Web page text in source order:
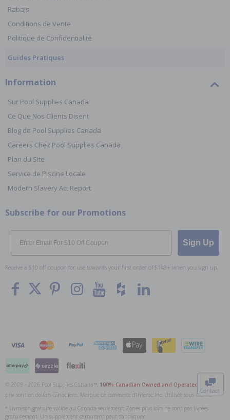
Contact
Rabais
Conditions de Vente
Politique de Confidentialité
Guides Pratiques
Information
Sur Pool Supplies Canada
Ce Que Nos Clients Disent
Blog de Pool Supplies Canada
Careers Chez Pool Supplies Canada
Plan du Site
Service de Piscine Locale
Modern Slavery Act Report
Subscribe for our Promotions
Email
Sign Up
Receive a $10 off coupon for use towards your first order of $149+ when you sign up.
© 2009 - 2026 Pool Supplies Canada™, 100% Canadian Owned and Operated
. Tous les
prix sont en dollars canadiens. Marque de commerce d'Interac Inc. Utilisée sous licence.
* Livraison gratuite valide au Canada seulement; Zones plus loin ne sont pas livrées
gratuitement. Un supplément carburant peut s'appliquer.